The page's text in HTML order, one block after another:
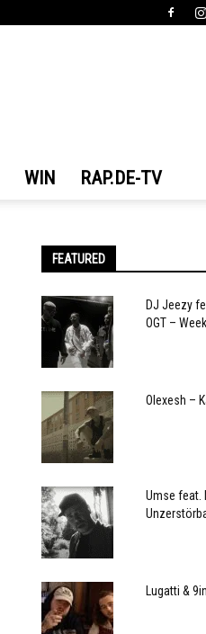
WIN RAP.DE-TV
FEATURED
DJ Jeezy
OGT –
Olexesh –
Umse feat.
Lugatti &